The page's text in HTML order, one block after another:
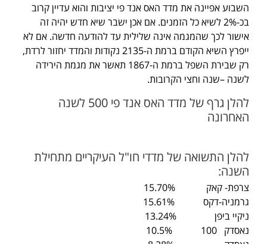
השבוע אפיינה את מדד האס אנד פי יציבות והוא עדיין קרוב
בכ-2% לשיא כל הזמנים. אם אכן ישבר שיא חדש יהיה זה
אישור לכך שהמגמה אינה שלילית עד להודעה חדשה. אם לא
ייפרץ השיא הקודם ברמת ה-2135 נקודות והמדד יחזור לרדת,
רק שבירת השפל ברמת ה-1867 תאשר את מגמת הירידה
לשנה –שנה וחצי הקרובות.
להלן גרף של מדד האס אנד פי 500 לשנה
האחרונה
להלן התשואה של מדדי חו"ל העיקריים מתחילת
השנה:
צרפת- קאק 15.70%
גרמניה-דקס 15.61%
ניקיי ביפן 13.24%
נאסדק 100 10.5%